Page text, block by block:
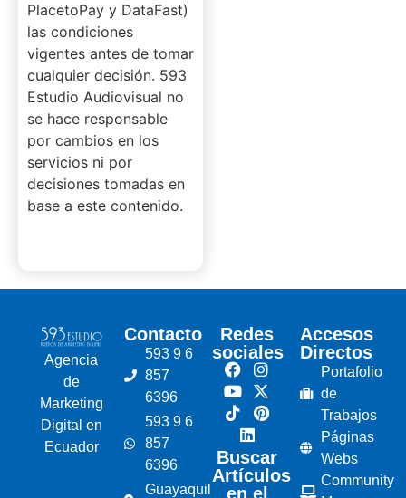
PlacetoPay y DataFast)
las condiciones
vigentes antes de tomar
cualquier decisión. 593
Estudio Audiovisual no
se hace responsable
por cambios en los
servicios ni por
decisiones tomadas en
base a este contenido.
Agencia
de
Marketing
Digital en
Ecuador
Contacto
593 9 6
857
6396
593 9 6
857
6396
Guayaquil
Redes
sociales
Buscar
Artículos
en el
Accesos
Directos
Portafolio
de
Trabajos
Páginas
Webs
Community